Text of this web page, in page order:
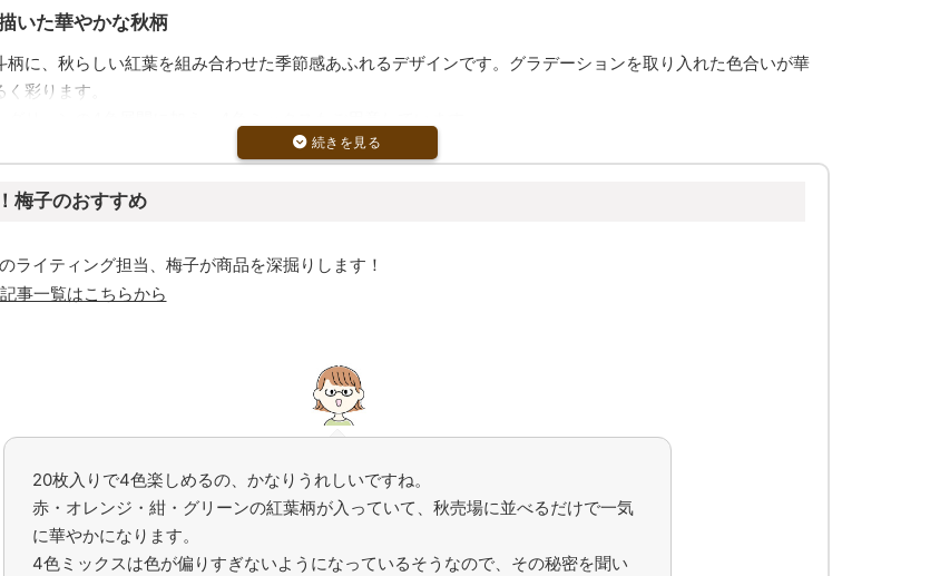
いた華やかな秋柄
柄に、秋らしい紅葉を組み合わせた季節感あふれるデザインです。グラデーションを取り入れた色合いが華
彩ります。
トで複数の色柄を揃えられるため、売場に変化をつけたい場合にもおすすめです。
ピングに
。
日ギフト、季節イベント向けのラッピングとしてもおすすめです。
商品を入れてリボンを絞るだけでラッピングが完成します。包装作業が簡単なので、忙しい店舗でもスムー
作業時間を短縮し、お客様をお待たせしにくいのも特長です。
梅子のおすすめ
ライティング担当、梅子が商品を深掘りします！
事一覧はこちらから
20枚入りで4色楽しめるの、かなりうれしいですね。
赤・オレンジ・紺・グリーンの紅葉柄が入っていて、秋売場に並べるだけで一気
に華やかになります。
4色ミックスは色が偏りすぎないようになっているそうなので、その秘密を聞い